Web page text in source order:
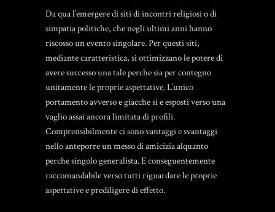
Da qua l’emergere di siti di incontri religiosi o di
simpatia politiche, che negli ultimi anni hanno
riscosso un evento singolare. Per questi siti,
mediante caratteristica, si ottimizzano le potere di
avere successo una tale perche sia per contegno
unitamente le proprie aspettative. L’unico
portamento avverso e giacche si e esposti verso una
vaglio assai ancora limitata di profili.
Comprensibilmente ci sono vantaggi e svantaggi
nello anteporre un messo di amicizia alquanto
perche singolo generalista. E conseguentemente
raccomandabile verso tutti riguardare le proprie
aspettative e prediligere di effetto.